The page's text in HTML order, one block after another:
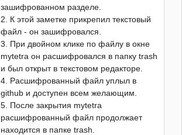
зашифрованном разделе.
2. К этой заметке прикрепил текстовый
файл - он зашифровался.
3. При двойном клике по файлу в окне
mytetra он расшифровался в папку trash
и был открыт в текстовом редакторе.
4. Расшифрованный файл уплыл в
github и доступен всем желающим.
5. После закрытия mytetra
расшифрованный файл продолжает
находится в папке trash.